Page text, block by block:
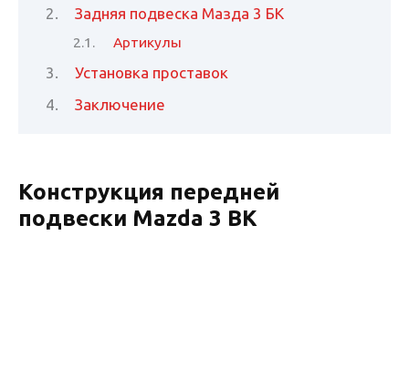
Задняя подвеска Мазда 3 БК
Артикулы
Установка проставок
Заключение
Конструкция передней
подвески Mazda 3 BK